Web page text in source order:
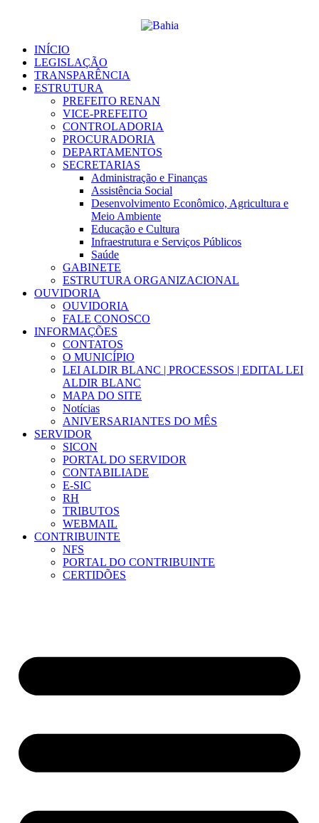
conteúdoINÍCIO
LEGISLAÇÃO
TRANSPARÊNCIA
ESTRUTURA
PREFEITO RENAN
VICE-PREFEITO
CONTROLADORIA
PROCURADORIA
DEPARTAMENTOS
SECRETARIAS
Administração e Finanças
Assistência Social
Desenvolvimento Econômico, Agricultura e
Meio Ambiente
Educação e Cultura
Infraestrutura e Serviços Públicos
Saúde
GABINETE
ESTRUTURA ORGANIZACIONAL
OUVIDORIA
OUVIDORIA
FALE CONOSCO
INFORMAÇÕES
CONTATOS
O MUNICÍPIO
LEI ALDIR BLANC | PROCESSOS | EDITAL LEI
ALDIR BLANC
MAPA DO SITE
Notícias
ANIVERSARIANTES DO MÊS
SERVIDOR
SICON
PORTAL DO SERVIDOR
CONTABILIADE
E-SIC
RH
TRIBUTOS
WEBMAIL
CONTRIBUINTE
NFS
PORTAL DO CONTRIBUINTE
CERTIDÕES